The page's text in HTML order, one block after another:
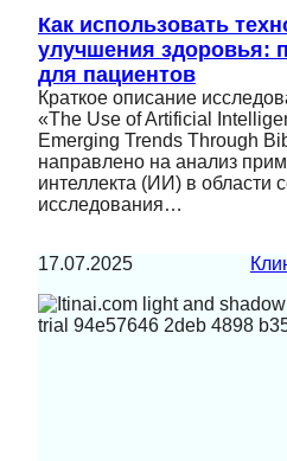
Как использовать
улучшения здоровья:
для пациентов
Краткое описание
«The Use of Artificial
Emerging Trends Through
направлено на анализ
интеллекта (ИИ) в области
исследования…
17.07.2025